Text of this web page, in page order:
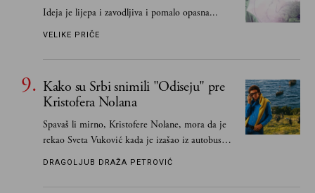
Ideja je lijepa i zavodljiva i pomalo opasna...
VELIKE PRIČE
Kako su Srbi snimili "Odiseju" pre
Kristofera Nolana
Spavaš li mirno, Kristofere Nolane, mora da je
rekao Sveta Vuković kada je izašao iz autobusa i
čim je stigao kući pozvao Vojkana
DRAGOLJUB DRAŽA PETROVIĆ